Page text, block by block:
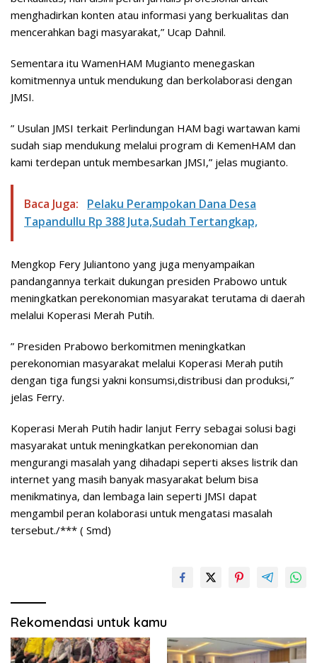
menghadirkan konten atau informasi yang berkualitas dan
mencerahkan bagi masyarakat,” Ucap Dahnil.
Sementara itu WamenHAM Mugianto menegaskan
komitmennya untuk mendukung dan berkolaborasi dengan
JMSI.
” Usulan JMSI terkait Perlindungan HAM bagi wartawan kami
sudah siap mendukung melalui program di KemenHAM dan
kami terdepan untuk membesarkan JMSI,” jelas mugianto.
Baca Juga:
Pelaku Perampokan Dana Desa
Tapandullu Rp 388 Juta,Sudah Tertangkap,
Mengkop Fery Juliantono yang juga menyampaikan
pandangannya terkait dukungan presiden Prabowo untuk
meningkatkan perekonomian masyarakat terutama di daerah
melalui Koperasi Merah Putih.
” Presiden Prabowo berkomitmen meningkatkan
perekonomian masyarakat melalui Koperasi Merah putih
dengan tiga fungsi yakni konsumsi,distribusi dan produksi,”
jelas Ferry.
Koperasi Merah Putih hadir lanjut Ferry sebagai solusi bagi
masyarakat untuk meningkatkan perekonomian dan
mengurangi masalah yang dihadapi seperti akses listrik dan
internet yang masih banyak masyarakat belum bisa
menikmatinya, dan lembaga lain seperti JMSI dapat
mengambil peran kolaborasi untuk mengatasi masalah
tersebut./*** ( Smd)
Rekomendasi untuk kamu